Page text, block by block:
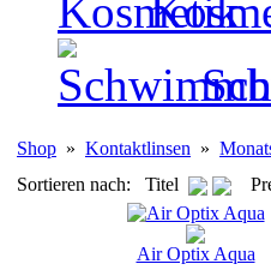
Shop » Kontaktlinsen »
Sortieren nach: Titel
Air Optix Aqua